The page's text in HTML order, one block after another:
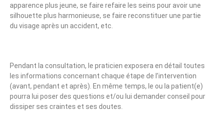
apparence plus jeune, se faire refaire les seins pour avoir une
silhouette plus harmonieuse, se faire reconstituer une partie
du visage après un accident, etc.
Pendant la consultation, le praticien exposera en détail toutes
les informations concernant chaque étape de l’intervention
(avant, pendant et après). En même temps, le ou la patient(e)
pourra lui poser des questions et/ou lui demander conseil pour
dissiper ses craintes et ses doutes.